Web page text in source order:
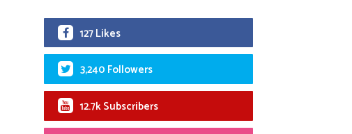
127 Likes
3,240 Followers
12.7k Subscribers